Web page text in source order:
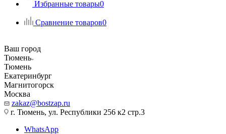
Избранные товары0
Сравнение товаров0
Ваш город
Тюмень
Тюмень
Екатеринбург
Магнитогорск
Москва
zakaz@bostzap.ru
г. Тюмень, ул. Республики 256 к2 стр.3
WhatsApp